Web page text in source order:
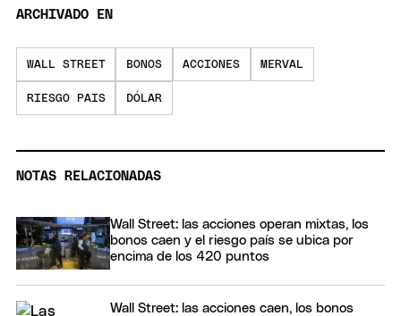
ARCHIVADO EN
WALL STREET BONOS ACCIONES MERVAL
RIESGO PAIS DÓLAR
NOTAS RELACIONADAS
Wall Street: las acciones operan mixtas, los
bonos caen y el riesgo país se ubica por
encima de los 420 puntos
Wall Street: las acciones caen, los bonos